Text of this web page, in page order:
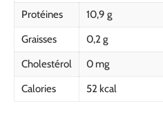
Protéines
10,9 g
Graisses
0,2 g
Cholestérol
0 mg
Calories
52 kcal